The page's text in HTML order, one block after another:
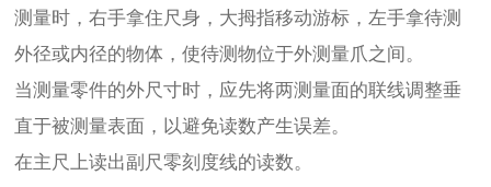
测量时，右手拿住尺身，大拇指移动游标，左手拿待测
外径或内径的物体，使待测物位于外测量爪之间。
当测量零件的外尺寸时，应先将两测量面的联线调整垂
直于被测量表面，以避免读数产生误差。
在主尺上读出副尺零刻度线的读数。